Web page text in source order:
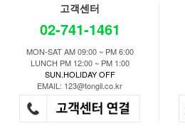
고객센터
02-741-1461
MON-SAT AM 09:00 ~ PM 6:00
LUNCH PM 12:00 ~ PM 1:00
SUN.HOLIDAY OFF
EMAIL: 123@tongil.co.kr